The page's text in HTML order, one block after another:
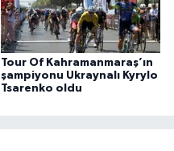
Tour Of Kahramanmaraş’ın
şampiyonu Ukraynalı Kyrylo
Tsarenko oldu